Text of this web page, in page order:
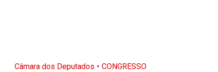
Câmara dos Deputados CONGRESSO